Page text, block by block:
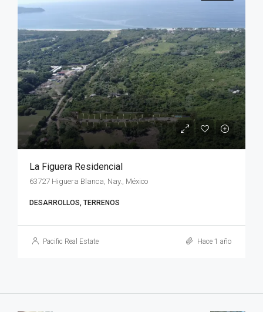
La Figuera Residencial
63727 Higuera Blanca, Nay., México
DESARROLLOS, TERRENOS
Pacific Real Estate Hace 1 año